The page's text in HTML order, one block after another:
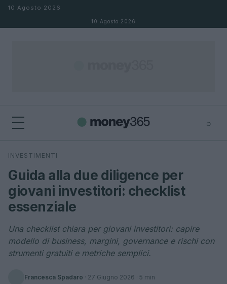
Salta al contenuto
10 Agosto 2026
10 Agosto 2026
⌕
Cerca
INVESTIMENTI
Guida alla due diligence per
giovani investitori: checklist
essenziale
Una checklist chiara per giovani investitori: capire
modello di business, margini, governance e rischi con
strumenti gratuiti e metriche semplici.
Francesca Spadaro · 27 Giugno 2026 · 5 min